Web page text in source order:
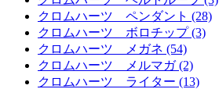
クロムハーツ ペンダント (28)
クロムハーツ ボロチップ (3)
クロムハーツ メガネ (54)
クロムハーツ メルマガ (2)
クロムハーツ ライター (13)